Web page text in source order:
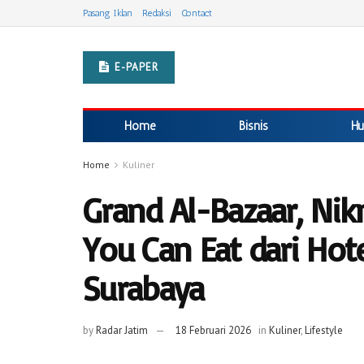
Pasang Iklan Redaksi Contact
E-PAPER
Home Bisnis
Home Kuliner
Grand Al-Bazaar,
You Can Eat dari
Surabaya
byRadar Jatim 18 Februari 2026 in Kuliner,Lifestyle